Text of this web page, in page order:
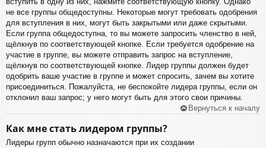
не все группы общедоступны. Некоторые могут требовать одобрения
для вступления в них, могут быть закрытыми или даже скрытыми.
Если группа общедоступна, то вы можете запросить членство в ней,
щёлкнув по соответствующей кнопке. Если требуется одобрение на
участие в группе, вы можете отправить запрос на вступление,
щёлкнув по соответствующей кнопке. Лидер группы должен будет
одобрить ваше участие в группе и может спросить, зачем вы хотите
присоединиться. Пожалуйста, не беспокойте лидера группы, если он
отклонил ваш запрос; у него могут быть для этого свои причины.
Вернуться к началу
Как мне стать лидером группы?
Лидеры групп обычно назначаются при их создании